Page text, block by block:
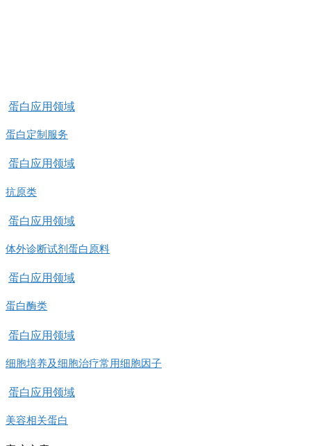
蛋白应用领域
蛋白定制服务
蛋白应用领域
抗原类
蛋白应用领域
体外诊断试剂蛋白原料
蛋白应用领域
蛋白酶类
蛋白应用领域
细胞培养及细胞治疗常用细胞因子
蛋白应用领域
美容相关蛋白